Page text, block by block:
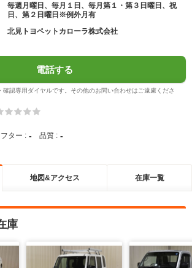
毎週月曜日、毎月１日、毎月第１・第３日曜日、祝
日、第２日曜日※例外月有
北見トヨペットカローラ株式会社
電話する
認専用ダイヤルです。その他のお問い合わせはご遠慮くださ
ター : - 品質 : -
地図&アクセス 在庫一覧
庫